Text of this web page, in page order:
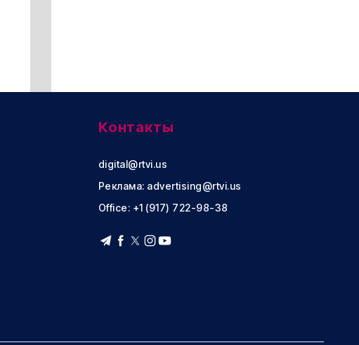
Контакты
digital@rtvi.us
Реклама: advertising@rtvi.us
Office: +1 (917) 722-98-38